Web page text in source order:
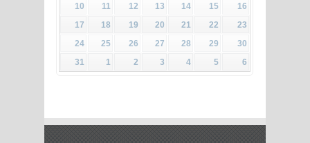
10
11 12 13 14 15
16
17
18 19 20 21 22
23
24
25 26 27 28 29
30
31
1 2 3 4 5 6